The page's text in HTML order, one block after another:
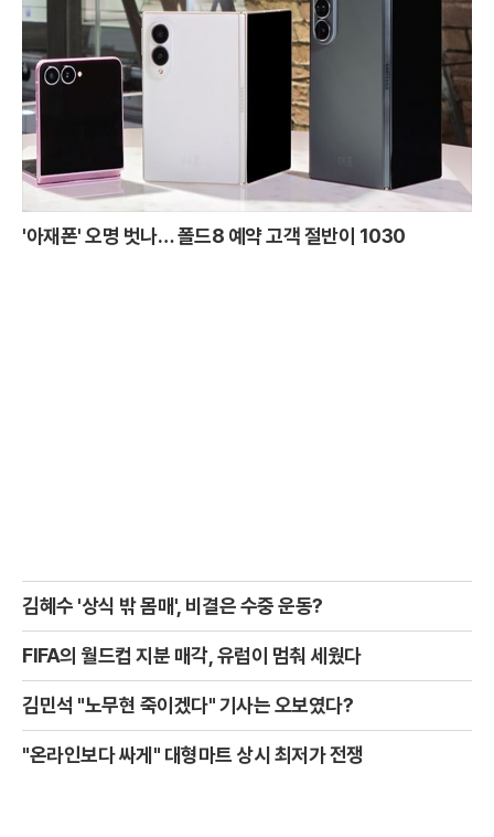
'아재폰' 오명 벗나… 폴드8 예약 고객 절반이 1030
김혜수 '상식 밖 몸매', 비결은 수중 운동?
FIFA의 월드컵 지분 매각, 유럽이 멈춰 세웠다
김민석 "노무현 죽이겠다" 기사는 오보였다?
"온라인보다 싸게" 대형마트 상시 최저가 전쟁